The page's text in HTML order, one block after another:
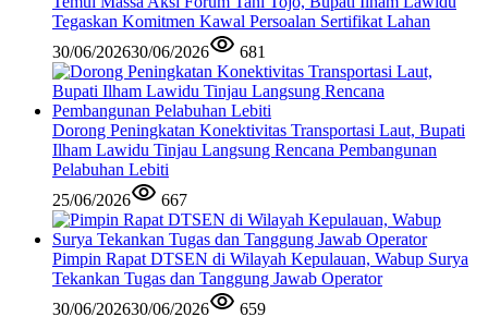
Tegaskan Komitmen Kawal Persoalan Sertifikat Lahan
30/06/202630/06/2026 681
Dorong Peningkatan Konektivitas Transportasi Laut, Bupati
Ilham Lawidu Tinjau Langsung Rencana Pembangunan
Pelabuhan Lebiti
25/06/2026
667
Pimpin Rapat DTSEN di Wilayah Kepulauan, Wabup Surya
Tekankan Tugas dan Tanggung Jawab Operator
30/06/202630/06/2026 659